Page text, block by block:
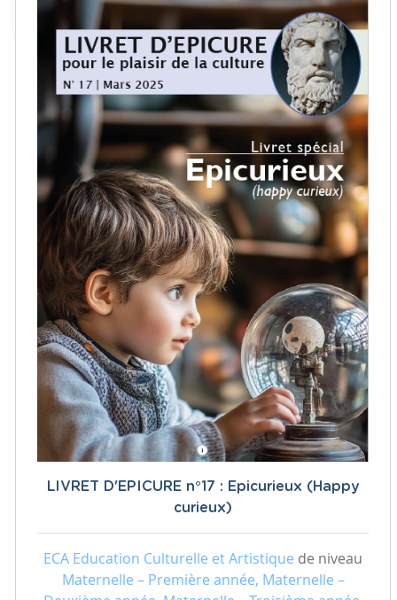
LIVRET D'EPICURE n°17 : Epicurieux (Happy
curieux)
ECA Education Culturelle et Artistique de niveau
Maternelle – Première année, Maternelle –